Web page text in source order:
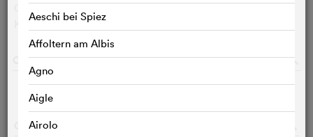
Aeschi bei Spiez
Affoltern am Albis
Agno
Aigle
Airolo
Cinefile-User:
KritikerInnen:
CAST & CREW o
GALERIE